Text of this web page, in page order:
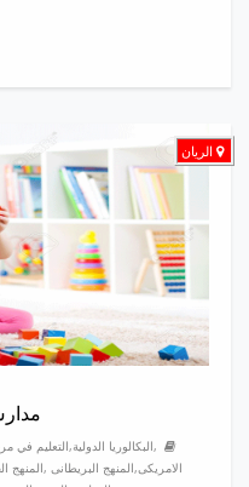
الريان
,البكالوريا الدولية,التعليم في
الامريكى,المنهج البريطانى